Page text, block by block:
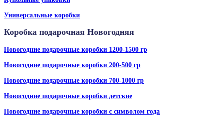
Универсальные коробки
Коробка подарочная Новогодняя
Новогодние подарочные коробки 1200-1500 гр
Новогодние подарочные коробки 200-500 гр
Новогодние подарочные коробки 700-1000 гр
Новогодние подарочные коробки детские
Новогодние подарочные коробки с символом года